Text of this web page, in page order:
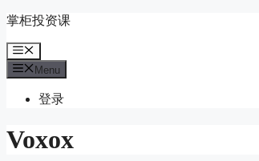
Skip
content
掌柜投资课
Menu
Menu
登录
Voxox